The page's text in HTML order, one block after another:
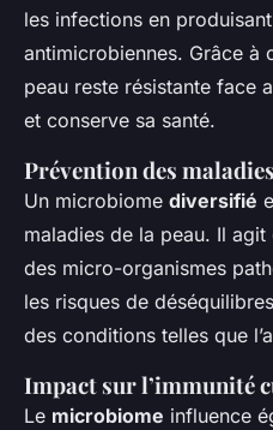
les infections en
antimicrobiennes. Grâce à
peau reste résistante face
et conserve sa santé.
Prévention des
Un microbiome diversifié
maladies de la peau. Il
des micro-organismes
les risques de
des conditions telles que
Impact sur l’immunité
Le microbiome influence